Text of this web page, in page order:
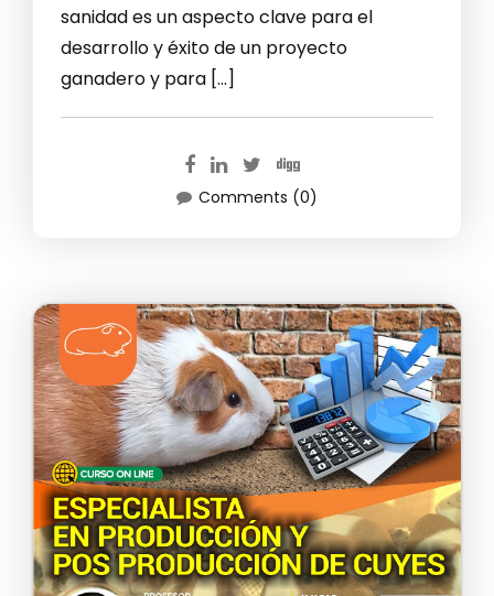
sanidad es un aspecto clave para el
desarrollo y éxito de un proyecto
ganadero y para […]
Comments (0)